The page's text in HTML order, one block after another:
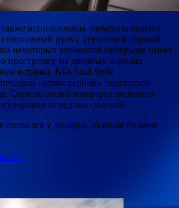
использованы элементы версии
руль с усеченной формой
некоторых элементов интерьера имеет
прострочку, на дверных панелях
вставки. KIA Soul Style
«атмосферной» подсветкой
Список опций комфорта дополнен
передних сидений.
у дилеров 30 июля по цене